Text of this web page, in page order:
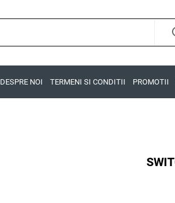
DESPRE NOI TERMENI SI CONDITII PROMOTII